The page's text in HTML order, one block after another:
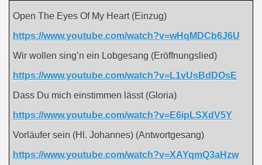
Open The Eyes Of My Heart (Einzug)
https://www.youtube.com/watch?v=wHqMDCb6J6U
Wir wollen sing’n ein Lobgesang (Eröffnungslied)
https://www.youtube.com/watch?v=L1vUsBdDOsE
Dass Du mich einstimmen lässt (Gloria)
https://www.youtube.com/watch?v=E6ipLSXdV5Y
Vorläufer sein (Hl. Johannes) (Antwortgesang)
https://www.youtube.com/watch?v=XAYqmQ3aHzw